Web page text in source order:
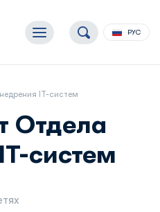
РУС
IT-систем
Отдела
систем